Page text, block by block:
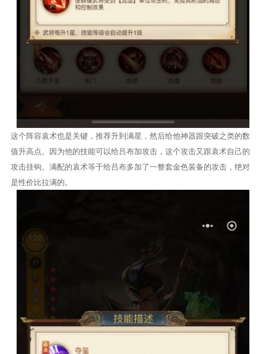
这个阵容袁术也是关键，推荐升到满星，然后给他神器跟突破之类的数
值升高点。因为他的技能可以给吕布加攻击，这个攻击又跟袁术自己的
攻击挂钩。满配的袁术等于给吕布多加了一整套金色装备的攻击，绝对
是性价比拉满的。